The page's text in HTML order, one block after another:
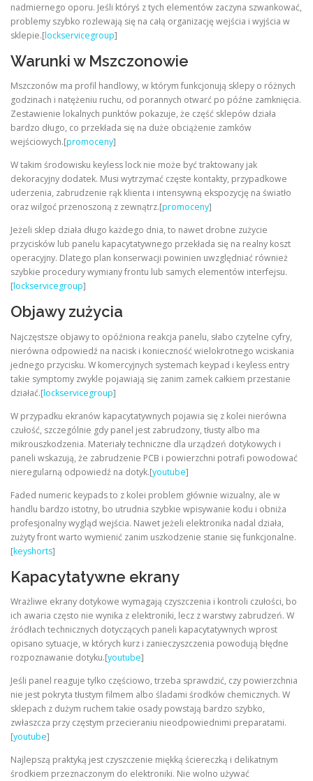
nadmiernego oporu. Jeśli któryś z tych elementów zaczyna szwankować,
problemy szybko rozlewają się na całą organizację wejścia i wyjścia w
sklepie.[lockservicegroup]
Warunki w Mszczonowie
Mszczonów ma profil handlowy, w którym funkcjonują sklepy o różnych
godzinach i natężeniu ruchu, od porannych otwarć po późne zamknięcia.
Zestawienie lokalnych punktów pokazuje, że część sklepów działa
bardzo długo, co przekłada się na duże obciążenie zamków
wejściowych.[promoceny]
W takim środowisku keyless lock nie może być traktowany jak
dekoracyjny dodatek. Musi wytrzymać częste kontakty, przypadkowe
uderzenia, zabrudzenie rąk klienta i intensywną ekspozycję na światło
oraz wilgoć przenoszoną z zewnątrz.[promoceny]
Jeżeli sklep działa długo każdego dnia, to nawet drobne zużycie
przycisków lub panelu kapacytatywnego przekłada się na realny koszt
operacyjny. Dlatego plan konserwacji powinien uwzględniać również
szybkie procedury wymiany frontu lub samych elementów interfejsu.
[lockservicegroup]
Objawy zużycia
Najczęstsze objawy to opóźniona reakcja panelu, słabo czytelne cyfry,
nierówna odpowiedź na nacisk i konieczność wielokrotnego wciskania
jednego przycisku. W komercyjnych systemach keypad i keyless entry
takie symptomy zwykle pojawiają się zanim zamek całkiem przestanie
działać.[lockservicegroup]
W przypadku ekranów kapacytatywnych pojawia się z kolei nierówna
czułość, szczególnie gdy panel jest zabrudzony, tłusty albo ma
mikrouszkodzenia. Materiały techniczne dla urządzeń dotykowych i
paneli wskazują, że zabrudzenie PCB i powierzchni potrafi powodować
nieregularną odpowiedź na dotyk.[youtube]
Faded numeric keypads to z kolei problem głównie wizualny, ale w
handlu bardzo istotny, bo utrudnia szybkie wpisywanie kodu i obniża
profesjonalny wygląd wejścia. Nawet jeżeli elektronika nadal działa,
zużyty front warto wymienić zanim uszkodzenie stanie się funkcjonalne.
[keyshorts]
Kapacytatywne ekrany
Wrażliwe ekrany dotykowe wymagają czyszczenia i kontroli czułości, bo
ich awaria często nie wynika z elektroniki, lecz z warstwy zabrudzeń. W
źródłach technicznych dotyczących paneli kapacytatywnych wprost
opisano sytuacje, w których kurz i zanieczyszczenia powodują błędne
rozpoznawanie dotyku.[youtube]
Jeśli panel reaguje tylko częściowo, trzeba sprawdzić, czy powierzchnia
nie jest pokryta tłustym filmem albo śladami środków chemicznych. W
sklepach z dużym ruchem takie osady powstają bardzo szybko,
zwłaszcza przy częstym przecieraniu nieodpowiednimi preparatami.
[youtube]
Najlepszą praktyką jest czyszczenie miękką ściereczką i delikatnym
środkiem przeznaczonym do elektroniki. Nie wolno używać